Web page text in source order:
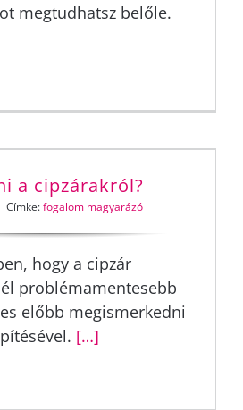
megtudhatsz belőle.
a cipzárakról?
Címke:fogalom magyarázó
hogy a cipzár
problémamentesebb
előbb megismerkedni
[…]